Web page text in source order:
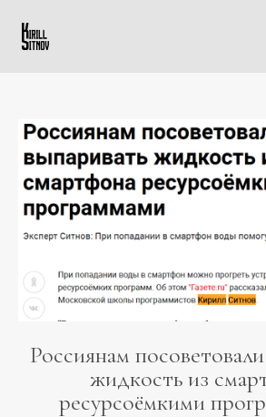
Россиянам
жидкость из
ресурсоёмкими